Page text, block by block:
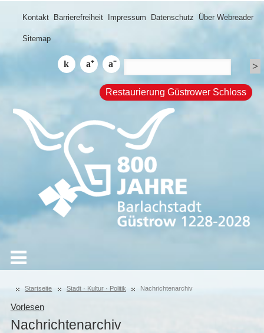
Kontakt Barrierefreiheit Impressum Datenschutz Über Webreader
Sitemap
Restaurierung Güstrower Schloss
Startseite Stadt · Kultur · Politik Nachrichtenarchiv
Vorlesen
Nachrichtenarchiv